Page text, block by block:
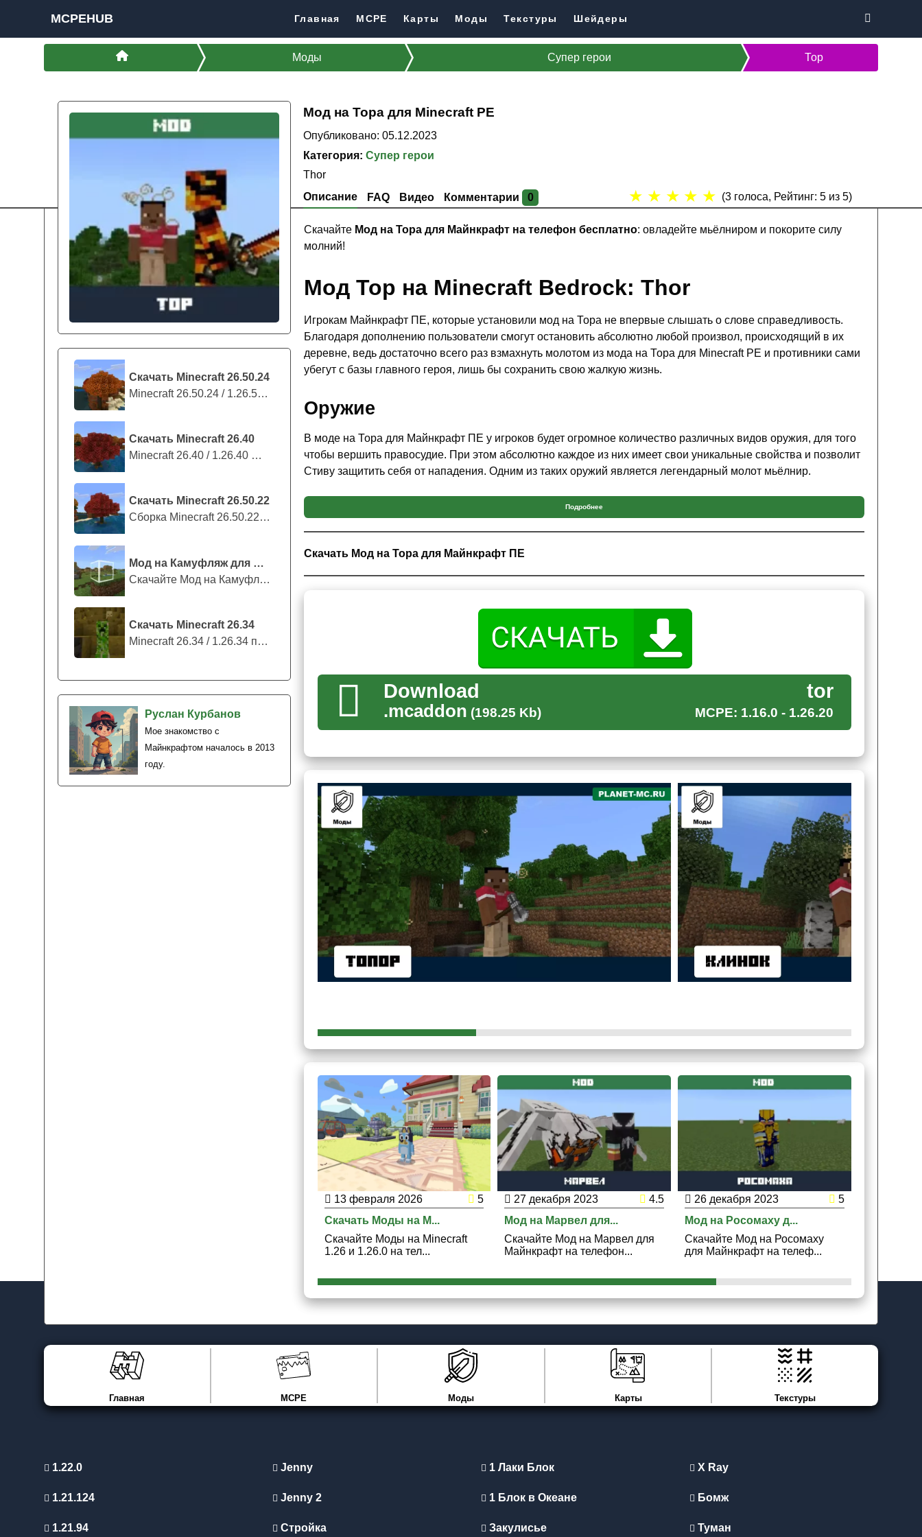
MCPEHUB Главная MCPE Карты Моды Текстуры Шейдеры
Моды Супер герои Тор
Мод на Тора для Minecraft PE
Опубликовано: 05.12.2023
Категория:Супер герои
Thor
Описание
FAQ Видео Комментарии 0 ★ ★ ★ ★ ★ (3голоса, Рейтинг: 5из 5)
Скачать Minecraft 26.50.24
Minecraft 26.50.24 / 1.26.50.24 предс...
Скачать Minecraft 26.40
Minecraft 26.40 / 1.26.40 — стабильны...
Скачать Minecraft 26.50.22
Сборка Minecraft 26.50.22 / 1.26.50.2...
Мод на Камуфляж для Майнкрафт ПЕ
Скачайте Мод на Камуфляж на Майнкрафт...
Скачать Minecraft 26.34
Minecraft 26.34 / 1.26.34 представляе...
Руслан Курбанов
Мое знакомство с
Майнкрафтом началось в 2013
году.
Скачайте Мод на Тора для Майнкрафт на телефон бесплатно: овладейте мьёлниром и покорите силу
молний!
Мод Тор на Minecraft Bedrock: Thor
Игрокам Майнкрафт ПЕ, которые установили мод на Тора не впервые слышать о слове справедливость.
Благодаря дополнению пользователи смогут остановить абсолютно любой произвол, происходящий в их
деревне, ведь достаточно всего раз взмахнуть молотом из мода на Тора для Minecraft PE и противники сами
убегут с базы главного героя, лишь бы сохранить свою жалкую жизнь.
Оружие
В моде на Тора для Майнкрафт ПЕ у игроков будет огромное количество различных видов оружия, для того
чтобы вершить правосудие. При этом абсолютно каждое из них имеет свои уникальные свойства и позволит
Стиву защитить себя от нападения. Одним из таких оружий является легендарный молот мьёлнир.
Его скорость и урон сравнима с молнией, благодаря чему
удар.
Тем не менее, для баланса в моде на Тора для Minecraft PE создание подобных оружий было усложнено.
Добыть данный металл в естественной среде невозможно.
Противник
Главным противником для игрока Майнкрафт ПЕ который установил мод на Тора является Суртур, это
агрессивен. На начальных этапах пользователю лучше не вступает с ним в схватку. В противном случае
главный герой может погибнуть.
При убийстве Суртура, с него выпадает меч, которым он владеет.
Особенности
Игрокам стоит учесть, что они не смогут летать с молотом, который добавляется при установке мода на Тора
для Minecraft PE. Тем не менее дополнение учитывает это огромное упущение идобавляет другие
особенности. К примеру, игрок сможет бросить меч Хеллы.
Подробнее
Скачать Мод на Тора для Майнкрафт ПЕ
Download
.mcaddon (198.25 Kb)
tor
MCPE: 1.16.0 - 1.26.20
13 февраля 2026
5
Скачать Моды на M...
Скачайте Моды на Minecraft
1.26 и 1.26.0 на тел...
27 декабря 2023
4.5
Мод на Марвел для...
Скачайте Мод на Марвел для
Майнкрафт на телефон...
26 декабря 2023
5
Мод на Росомаху д...
Скачайте Мод на Росомаху
для Майнкрафт на телеф...
Главная MCPE Моды Карты Текстуры
1.22.0
1.21.124
1.21.94
Jenny
Jenny 2
Стройка
1 Лаки Блок
1 Блок в Океане
Закулисье
X Ray
Бомж
Туман